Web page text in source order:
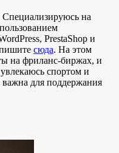
на
PrestaShop и
сюда. На этом
на фриланс-биржах, и
спортом и
важна для поддержания